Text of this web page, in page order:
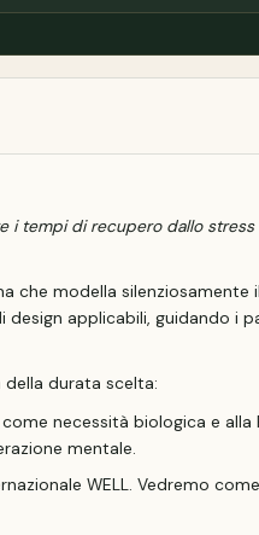
i tempi di recupero dallo
che modella
applicabili, guidando i
durata scelta:
necessità biologica e
mentale.
WELL. Vedremo